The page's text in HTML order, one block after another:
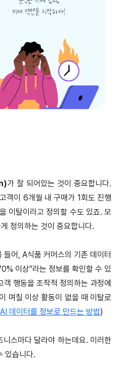
가 잘 되어있는 것이 중요합니다.
객이 6개월 내 구매가 1회도 진행
이탈이라고 정의할 수도 있죠. 모
정의하는 것이 중요합니다.
어, A식품 커머스의 기존 데이터
이상"라는 정보를 확인할 수 있
행동을 조작적 정의하는 과정에
며칠 이상 활동이 없을 때 이탈로
AI 데이터를 정보로 만드는 방법)
스마다 달라야 하는데요. 이러한
있습니다.